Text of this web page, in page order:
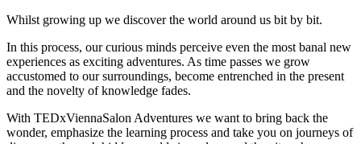
Whilst growing up we discover the world around us bit by bit.
In this process, our curious minds perceive even the most banal new
experiences as exciting adventures. As time passes we grow
accustomed to our surroundings, become entrenched in the present
and the novelty of knowledge fades.
With TEDxViennaSalon Adventures we want to bring back the
wonder, emphasize the learning process and take you on journeys of